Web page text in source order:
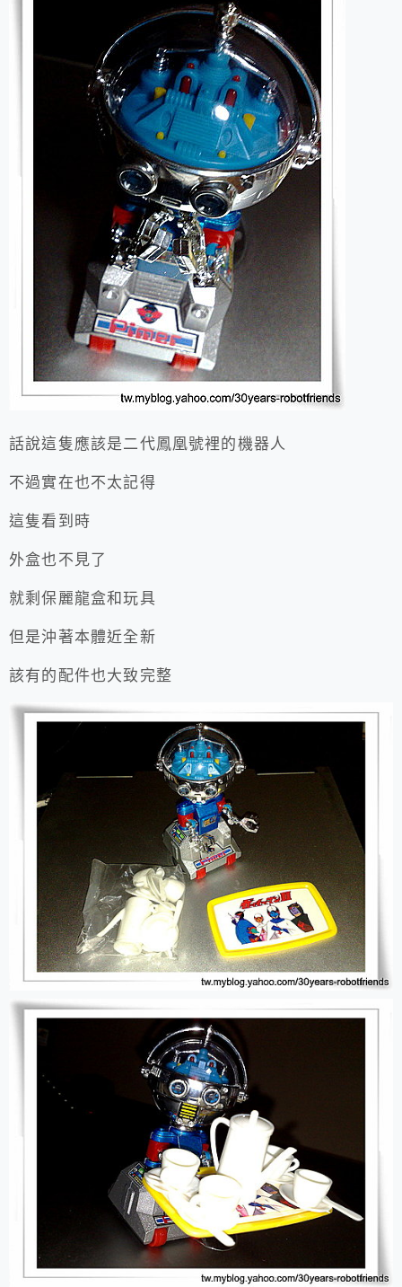
話說這隻應該是二代鳳凰號裡的機器人
不過實在也不太記得
這隻看到時
外盒也不見了
就剩保麗龍盒和玩具
但是沖著本體近全新
該有的配件也大致完整